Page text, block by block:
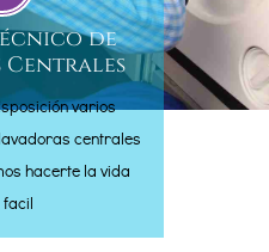
de
varios
centrales
hacerte la vida